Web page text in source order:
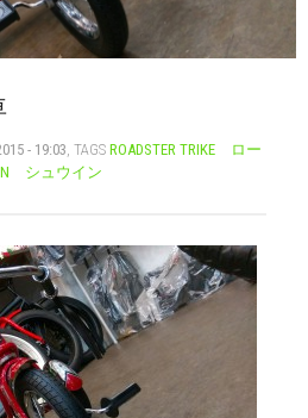
はこちら）
- 19:03 , TAGS ROADSTER TRIKE ロー
シュウイン